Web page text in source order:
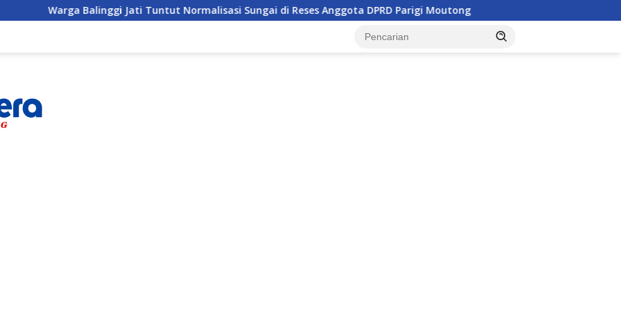
Jati Tuntut Normalisasi Sungai di Reses Anggota DPRD Parigi Moutong Penghulu di Parigi Moutong Diminta